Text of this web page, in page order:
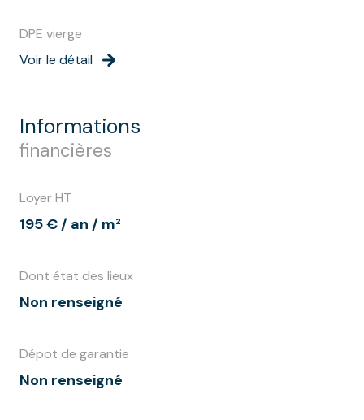
DPE vierge
Voir le détail
informations
financières
Loyer HT
195 € / an / m²
Dont état des lieux
Non renseigné
Dépot de garantie
Non renseigné